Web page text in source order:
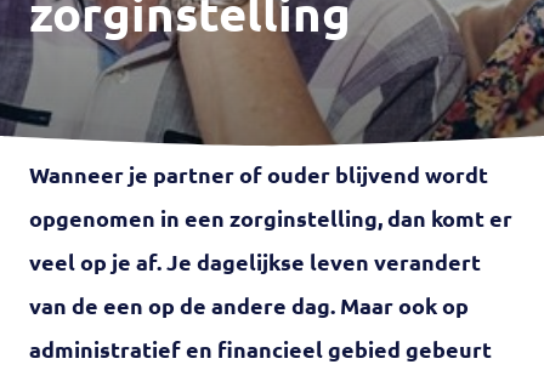
Wanneer je partner of ouder blijvend wordt
opgenomen in een zorginstelling, dan komt er
veel op je af. Je dagelijkse leven verandert
van de een op de andere dag. Maar ook op
administratief en financieel gebied gebeurt